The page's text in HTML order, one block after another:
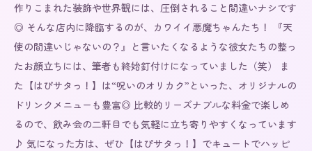
作りこまれた装飾や世界観には、圧倒されること間違いナシです
◎ そんな店内に降臨するのが、カワイイ悪魔ちゃんたち！ 『天
使の間違いじゃないの？』と言いたくなるような彼女たちの整っ
たお顔立ちには、筆者も終始釘付けになっていました（笑） ま
た【はぴサタっ！】は“呪いのオリカク”といった、オリジナルの
ドリンクメニューも豊富◎ 比較的リーズナブルな料金で楽しめ
るので、飲み会の二軒目でも気軽に立ち寄りやすくなっています
♪ 気になった方は、ぜひ【はぴサタっ！】でキュートでハッピ